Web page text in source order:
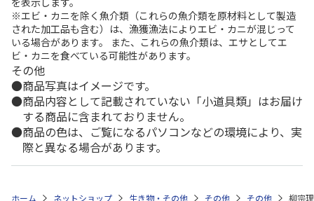
※エビ・カニを除く魚介類（これらの魚介類を原材料として製造
された加工品も含む）は、漁獲漁法によりエビ・カニが混じって
いる場合があります。 また、これらの魚介類は、エサとしてエ
ビ・カニを食べている可能性があります。
その他
商品写真はイメージです。
商品内容として記載されていない「小道具類」はお届け
する商品に含まれておりません。
商品の色は、ご覧になるパソコンなどの環境により、実
際と異なる場合があります。
ホーム ネットショップ 生き物・その他 その他 その他 柳宗